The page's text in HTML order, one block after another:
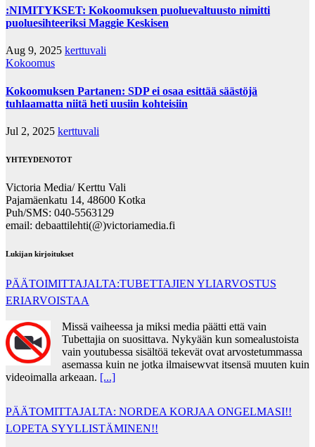
:NIMITYKSET: Kokoomuksen puoluevaltuusto nimitti
puoluesihteeriksi Maggie Keskisen
Aug 9, 2025 kerttuvali
Kokoomus
Kokoomuksen Partanen: SDP ei osaa esittää säästöjä
tuhlaamatta niitä heti uusiin kohteisiin
Jul 2, 2025 kerttuvali
YHTEYDENOTOT
Victoria Media/ Kerttu Vali
Pajamäenkatu 14, 48600 Kotka
Puh/SMS: 040-5563129
email: debaattilehti(@)victoriamedia.fi
Lukijan kirjoitukset
PÄÄTOIMITTAJALTA:TUBETTAJIEN YLIARVOSTUS
ERIARVOISTAA
Missä vaiheessa ja miksi media päätti että vain
Tubettajia on suosittava. Nykyään kun somealustoista
vain youtubessa sisältöä tekevät ovat arvostetummassa
asemassa kuin ne jotka ilmaisewvat itsensä muuten kuin
videoimalla arkeaan. [...]
PÄÄTOMITTAJALTA: NORDEA KORJAA ONGELMASI!!
LOPETA SYYLLISTÄMINEN!!